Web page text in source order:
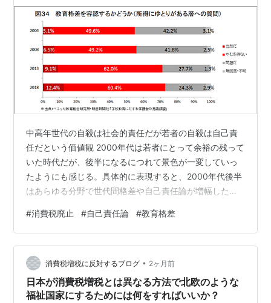
中高年世代の自殺は社会的責任だが若者の自殺は自己責
任だという価値観 2000年代は若者にとって余裕の残って
いた時代だが、後半になるにつれて景色が一変していっ
たようにも感じる。具体的に表現すると、2000年代後半
はあらゆる分野で世代間格差や自己責任論が増幅したと
任論を象徴するのが2008年6月8日に発生した秋葉原通り
魔事件である。この事件は犯人がトラックで赤信号を無
視して通行人5人を次々と跳ねた上、トラックから降車し
て通行人や警察官ら17人をダガーナイフで刺した。一連
の事件によって7人が死亡、10人が重軽傷を負った。犯人
は幼少期に母親から虐…
#消費税廃止 #自己責任論 #教育格差
消費税増税に反対するブログ • 2ヶ月前
日本が消費税増税とは異なる方法で北欧のような
福祉国家にするためには何をすればいいか？